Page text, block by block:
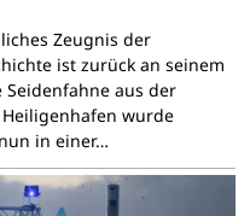
Zeugnis der
ist zurück an seinem
Seidenfahne aus der
wurde
in einer…